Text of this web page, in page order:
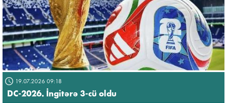
19.07.2026 09:18
DC-2026. İngitərə 3-cü oldu